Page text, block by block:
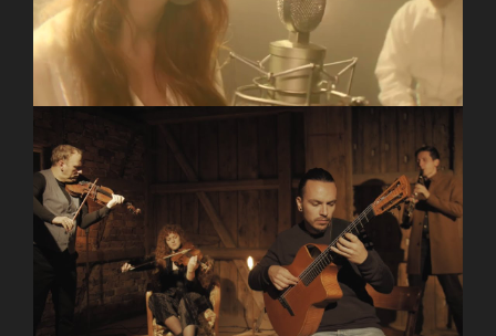
RICO WOLF – UMBRUCH (Official Music Video)